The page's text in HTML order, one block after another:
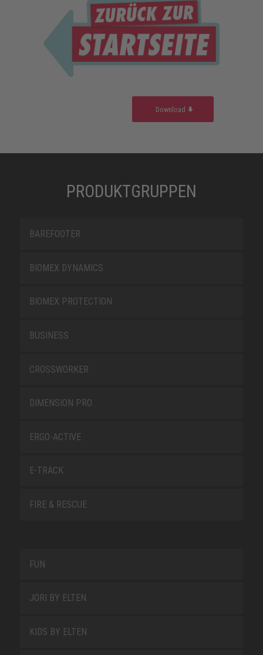
Download
PRODUKTGRUPPEN
BAREFOOTER
BIOMEX DYNAMICS
BIOMEX PROTECTION
BUSINESS
CROSSWORKER
DIMENSION PRO
ERGO-ACTIVE
E-TRACK
FIRE & RESCUE
FUN
JORI BY ELTEN
KIDS BY ELTEN